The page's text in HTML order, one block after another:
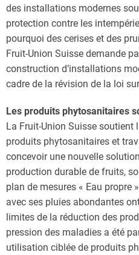
des installations modernes
protection contre les
pourquoi des cerises et des
Fruit-Union Suisse demande
construction d’installations
cadre de la révision de la loi
Les produits phytosanitaires
La Fruit-Union Suisse soutient
produits phytosanitaires et
concevoir une nouvelle
production durable de fruits,
plan de mesures « Eau propre
avec ses pluies abondantes
limites de la réduction des
pression des maladies a été
utilisation ciblée de produits